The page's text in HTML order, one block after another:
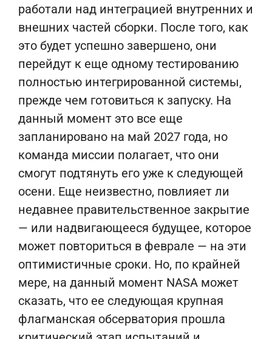
работали над интеграцией внутренних и
внешних частей сборки. После того, как
это будет успешно завершено, они
перейдут к еще одному тестированию
полностью интегрированной системы,
прежде чем готовиться к запуску. На
данный момент это все еще
запланировано на май 2027 года, но
команда миссии полагает, что они
смогут подтянуть его уже к следующей
осени. Еще неизвестно, повлияет ли
недавнее правительственное закрытие
— или надвигающееся будущее, которое
может повториться в феврале — на эти
оптимистичные сроки. Но, по крайней
мере, на данный момент NASA может
сказать, что ее следующая крупная
флагманская обсерватория прошла